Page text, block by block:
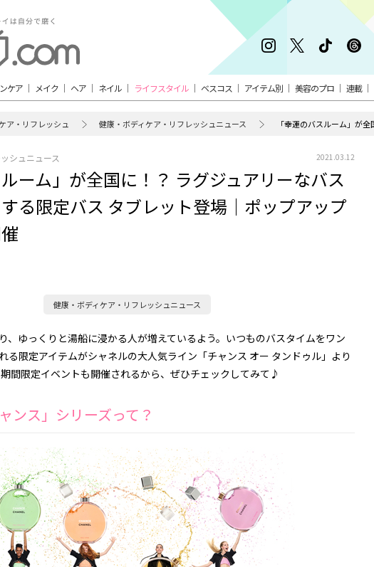
ケア メイク ヘア ネイル ライフスタイル ベスコス アイテム別 美容のプロ 連載
ア・リフレッシュ 健康・ボディケア・リフレッシュニュース
シュニュース 2021.03.12
ルーム」が全国に！？ ラグジュアリーなバス
る限定バス タブレット登場｜ポップアップ
健康・ボディケア・リフレッシュニュース
、ゆっくりと湯船に浸かる人が増えているよう。いつものバスタイムをワン
る限定アイテムがシャネルの大人気ライン「チャンス オー タンドゥル」より
間限定イベントも開催されるから、ぜひチェックしてみて♪
ンス」シリーズって？